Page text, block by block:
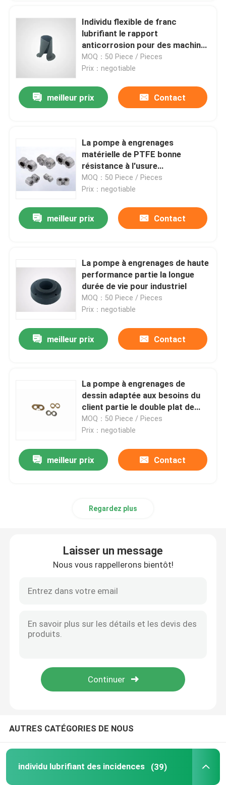
Produits
Individu flexible de franc
lubrifiant le rapport
anticorrosion pour des machines
textiles
MOQ：50 Piece / Pieces
Prix：negotiable
meilleur prix Contact
La pompe à engrenages
matérielle de PTFE bonne
résistance à l'usure
partie/d'Assemblée pompe à
engrenages
MOQ：50 Piece / Pieces
Prix：negotiable
meilleur prix Contact
La pompe à engrenages de haute
performance partie la longue
durée de vie pour industriel
MOQ：50 Piece / Pieces
Prix：negotiable
meilleur prix Contact
La pompe à engrenages de
dessin adaptée aux besoins du
client partie le double plat de
frottement en métal
MOQ：50 Piece / Pieces
Prix：negotiable
meilleur prix Contact
Regardez plus
Laisser un message
Nous vous rappellerons bientôt!
AUTRES CATÉGORIES DE NOUS
individu lubrifiant des incidences (39)